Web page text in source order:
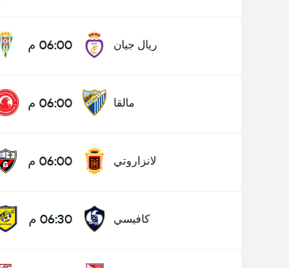
ريال جيان 06:00 م
مالقا 06:00 م
لانزاروتي 06:00 م
كافيسي 06:30 م